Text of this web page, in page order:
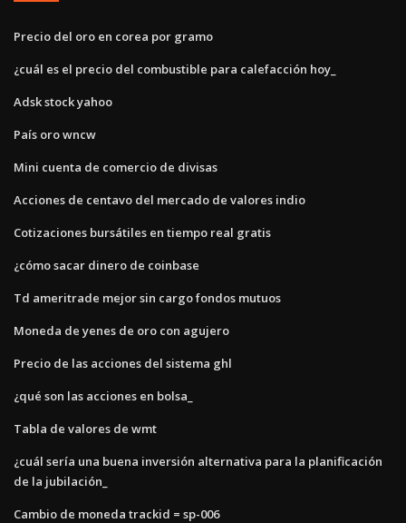
Precio del oro en corea por gramo
¿cuál es el precio del combustible para calefacción hoy_
Adsk stock yahoo
País oro wncw
Mini cuenta de comercio de divisas
Acciones de centavo del mercado de valores indio
Cotizaciones bursátiles en tiempo real gratis
¿cómo sacar dinero de coinbase
Td ameritrade mejor sin cargo fondos mutuos
Moneda de yenes de oro con agujero
Precio de las acciones del sistema ghl
¿qué son las acciones en bolsa_
Tabla de valores de wmt
¿cuál sería una buena inversión alternativa para la planificación
de la jubilación_
Cambio de moneda trackid = sp-006